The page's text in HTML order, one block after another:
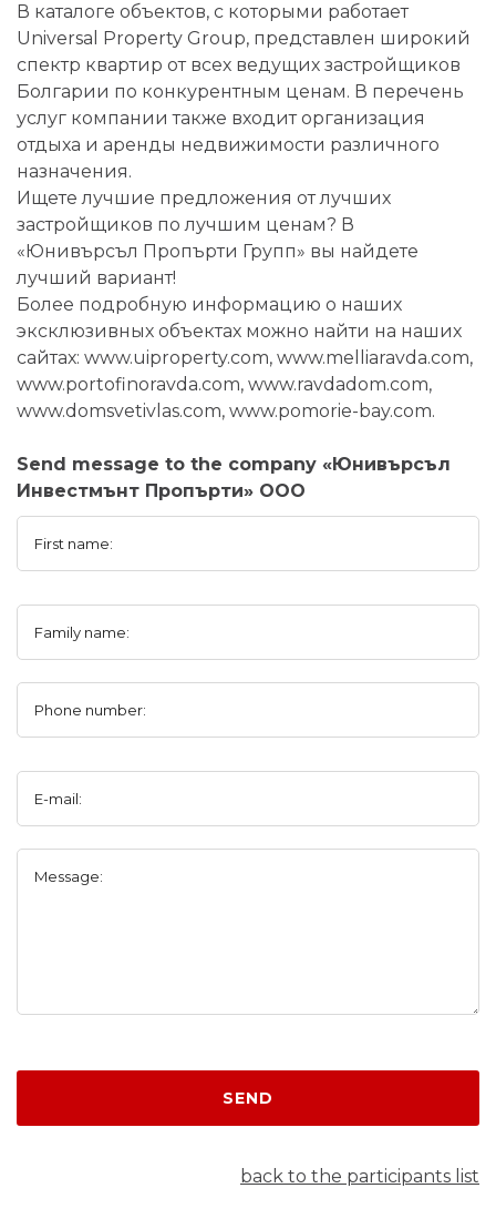
В каталоге объектов, с которыми работает
Universal Property Group, представлен широкий
спектр квартир от всех ведущих застройщиков
Болгарии по конкурентным ценам. В перечень
услуг компании также входит организация
отдыха и аренды недвижимости различного
назначения.
Ищете лучшие предложения от лучших
застройщиков по лучшим ценам? В
«Юнивърсъл Пропърти Групп» вы найдете
лучший вариант!
Более подробную информацию о наших
эксклюзивных объектах можно найти на наших
сайтах: www.uiproperty.com, www.melliaravda.com,
www.portofinoravda.com, www.ravdadom.com,
www.domsvetivlas.com, www.pomorie-bay.com.
Send message to the company «Юнивърсъл
Инвестмънт Пропърти» ООО
First name:
Family name:
Phone number:
E-mail:
Message:
SEND
back to the participants list